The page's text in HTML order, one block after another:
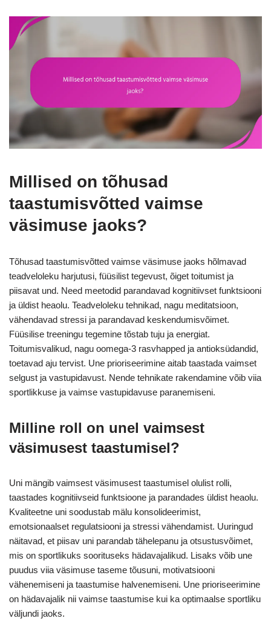
Millised on tõhusad
taastumisvõtted vaimse
väsimuse jaoks?
Tõhusad taastumisvõtted vaimse väsimuse jaoks hõlmavad
teadveloleku harjutusi, füüsilist tegevust, õiget toitumist ja
piisavat und. Need meetodid parandavad kognitiivset funktsiooni
ja üldist heaolu. Teadveloleku tehnikad, nagu meditatsioon,
vähendavad stressi ja parandavad keskendumisvõimet.
Füüsilise treeningu tegemine tõstab tuju ja energiat.
Toitumisvalikud, nagu oomega-3 rasvhapped ja antioksüdandid,
toetavad aju tervist. Une prioriseerimine aitab taastada vaimset
selgust ja vastupidavust. Nende tehnikate rakendamine võib viia
sportlikkuse ja vaimse vastupidavuse paranemiseni.
Milline roll on unel vaimsest
väsimusest taastumisel?
Uni mängib vaimsest väsimusest taastumisel olulist rolli,
taastades kognitiivseid funktsioone ja parandades üldist heaolu.
Kvaliteetne uni soodustab mälu konsolideerimist,
emotsionaalset regulatsiooni ja stressi vähendamist. Uuringud
näitavad, et piisav uni parandab tähelepanu ja otsustusvõimet,
mis on sportlikuks soorituseks hädavajalikud. Lisaks võib une
puudus viia väsimuse taseme tõusuni, motivatsiooni
vähenemiseni ja taastumise halvenemiseni. Une prioriseerimine
on hädavajalik nii vaimse taastumise kui ka optimaalse sportliku
väljundi jaoks.